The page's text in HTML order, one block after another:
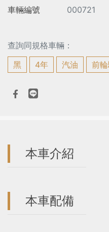
車輛編號
000721
查詢同規格車輛：
黑
4年 汽油 前
本車介紹
本車配備